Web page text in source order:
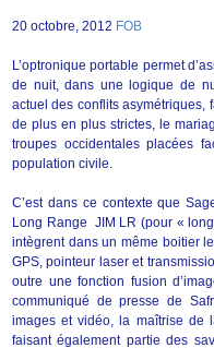
20 octobre, 2012 FOB
L’optronique portable permet
de nuit, dans une logique de
actuel des conflits asymétriques,
de plus en plus strictes, le
troupes occidentales placées
population civile.
C’est dans ce contexte que
Long Range JIM LR (pour «
intègrent dans un même boitier
GPS, pointeur laser et
outre une fonction fusion
communiqué de presse de
images et vidéo, la maîtrise de
faisant également partie des